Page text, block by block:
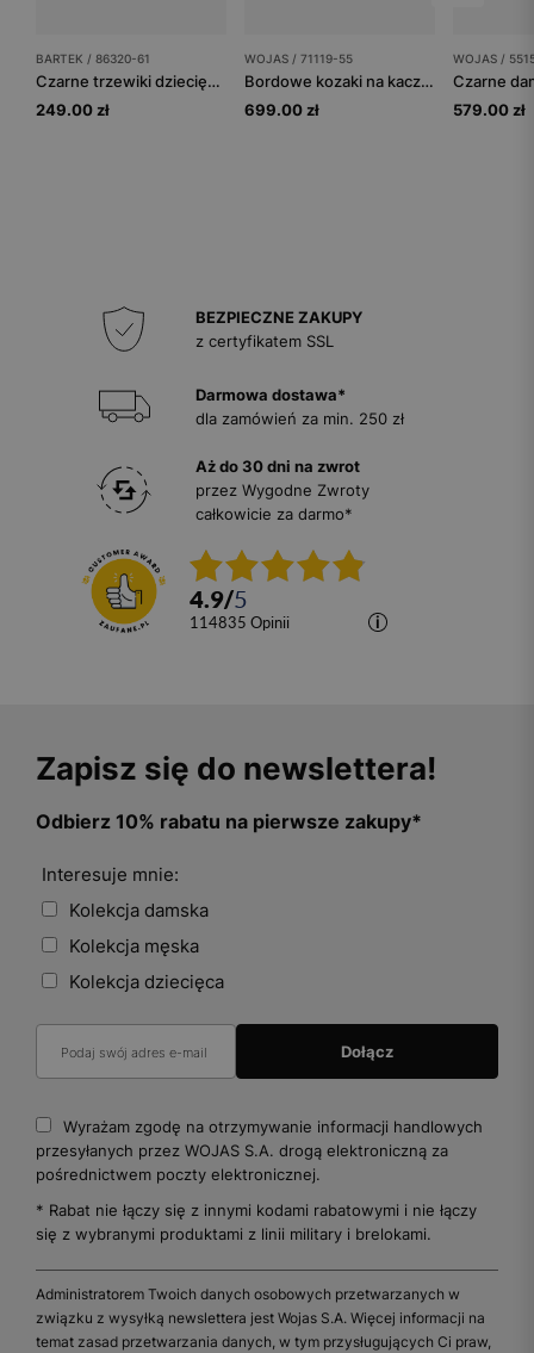
BARTEK / 86320-61
Czarne trzewiki dziecięce BARTEK 86320-61
249.00 zł
WOJAS / 71119-55
Bordowe kozaki na kaczuszce z noskiem w szpic
699.00 zł
WOJAS /
579.00 zł
BEZPIECZNE ZAKUPY
z certyfikatem SSL
Darmowa dostawa*
dla zamówień za min. 250 zł
Aż do 30 dni na zwrot
przez Wygodne Zwroty
całkowicie za darmo*
4.9/5
114835 opinii
Zapisz się do newslettera!
Odbierz 10% rabatu na pierwsze zakupy*
Interesuje mnie:
Kolekcja damska
Kolekcja męska
Kolekcja dziecięca
Wyrażam zgodę na otrzymywanie informacji handlowych
przesyłanych przez WOJAS S.A. drogą elektroniczną za
pośrednictwem poczty elektronicznej.
* Rabat nie łączy się z innymi kodami rabatowymi i nie łączy
się z wybranymi produktami z linii military i brelokami.
Administratorem Twoich danych osobowych przetwarzanych w
związku z wysyłką newslettera jest Wojas S.A. Więcej informacji na
temat zasad przetwarzania danych, w tym przysługujących Ci praw,